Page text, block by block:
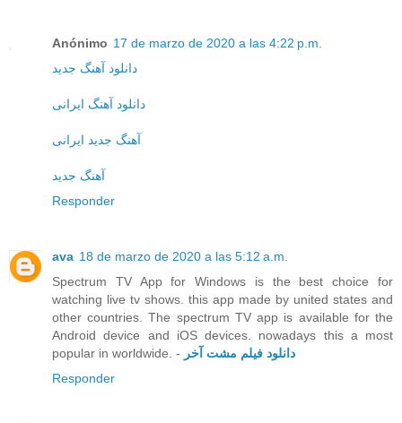
Anónimo 17 de marzo de 2020 a las 4:22 p.m.
دانلود آهنگ جدید
دانلود آهنگ ایرانی
آهنگ جدید ایرانی
آهنگ جدید
Responder
ava 18 de marzo de 2020 a las 5:12 a.m.
Spectrum TV App for Windows is the best choice for
watching live tv shows. this app made by united states and
other countries. The spectrum TV app is available for the
Android device and iOS devices. nowadays this a most
popular in worldwide. - دانلود فیلم مشت آخر
Responder